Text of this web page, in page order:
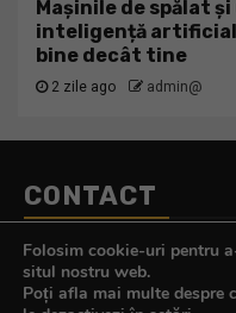
Mașinile de spălat
inteligență
bine decât tine
2 zile ago admin@
CONTACT
Telefon:
0770.290.165
E-mail:
Folosim cookie-uri pentru
situl nostru web.
Poți afla mai multe despre